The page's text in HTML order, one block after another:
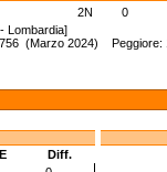
2N 0
Lombardia]
(Marzo 2024) Peggiore:
Diff.